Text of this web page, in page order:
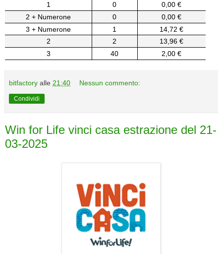
1
0
0,00 €
2 + Numerone
0
0,00 €
3 + Numerone
1
14,72 €
2
2
13,96 €
3
40 2,00 €
bitfactory alle 21:40 Nessun commento:
Condividi
Win for Life vinci casa estrazione del 21-
03-2025